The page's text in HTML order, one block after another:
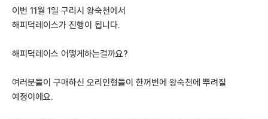
이번 11월 1일 구리시 왕숙천에서
해피덕레이스가 진행이 됩니다.
해피덕레이스 어떻게하는걸까요?
여러분들이 구매하신 오리인형들이 한꺼번에 왕숙천에 뿌려질
예정이에요.